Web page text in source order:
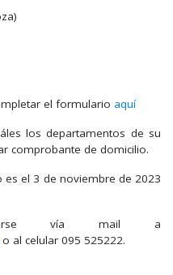
el formulario aquí
los departamentos de su
comprobante de domicilio.
es el 3 de noviembre de 2023
vía mail a
o al celular 095 525222.